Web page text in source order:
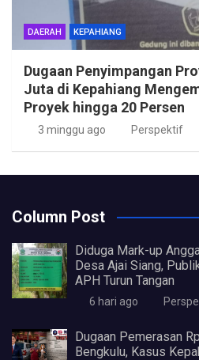
DAERAH KEPAHIANG
Dugaan Penyimpangan
Juta di Kepahiang
Proyek hingga 20 Persen
3 minggu ago Perspektif
Column Post
Diduga Mark-up
Desa Ajai Siang,
APH Turun Tangan
6 hari ago
Dugaan Pemerasan
Bengkulu, Kasus